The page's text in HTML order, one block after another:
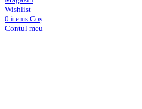
Wishlist
0 items Coș
Contul meu